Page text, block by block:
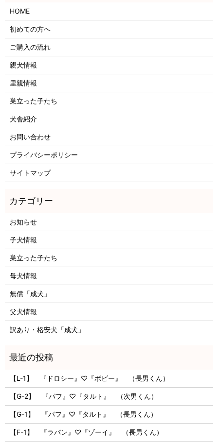
HOME
初めての方へ
ご購入の流れ
親犬情報
里親情報
巣立った子たち
犬舎紹介
お問い合わせ
プライバシーポリシー
サイトマップ
お知らせ
子犬情報
巣立った子たち
母犬情報
無償「成犬」
父犬情報
訳あり・格安犬「成犬」
【L-1】 『ドロシー』♡『ボビー』 （長男くん）
【G-2】 『パフ』♡『タルト』 （次男くん）
【G-1】 『パフ』♡『タルト』 （長男くん）
【F-1】 『ラパン』♡『ゾーイ』 （長男くん）